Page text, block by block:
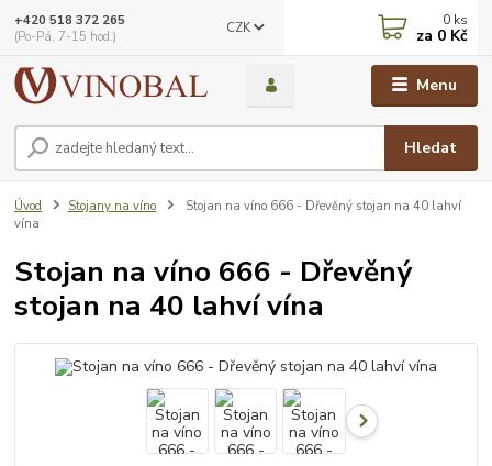
Menu
CZK
Hledat
+420 518 372 265
(Po-Pá, 7-15 hod.)
0 ks
za 0 Kč
Úvod Stojany na víno
Stojan na víno 666 - Dřevěný stojan na 40 lahví
vína
Stojan na víno 666 - Dřevěný
stojan na 40 lahví vína